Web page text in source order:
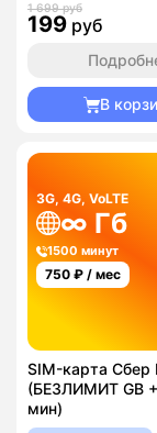
1 699 руб
199 руб
В
3G, 4G, VoLTE
∞ Гб
1500 минут
750 ₽ / мес
SIM-карта Сбер
(БЕЗЛИМИТ GB
мин)